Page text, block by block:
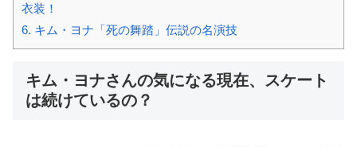
衣装！
6. キム・ヨナ「死の舞踏」伝説の名演技
キム・ヨナさんの気になる現在、スケート
は続けているの？